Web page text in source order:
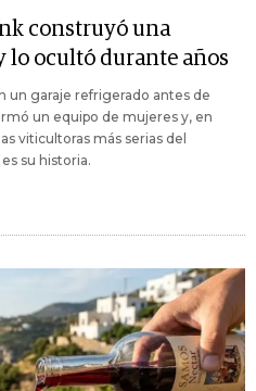
construyó una
lo ocultó durante años
un garaje refrigerado antes de
un equipo de mujeres y, en
viticultoras más serias del
su historia.